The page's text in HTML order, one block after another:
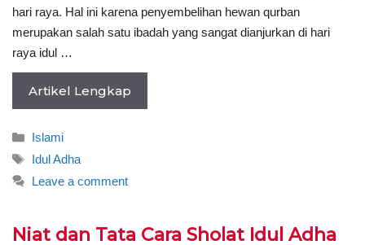
hari raya. Hal ini karena penyembelihan hewan qurban
merupakan salah satu ibadah yang sangat dianjurkan di hari
raya idul …
Artikel Lengkap
Categories
Islami
Tags
Idul Adha
Leave a comment
Niat dan Tata Cara Sholat Idul Adha